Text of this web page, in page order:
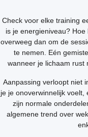
Check voor elke training
is je energieniveau? Hoe
overweeg dan om de
te nemen. Eén
wanneer je lichaam rust
Aanpassing verloopt niet
je je onoverwinnelijk
zijn normale
algemene trend over